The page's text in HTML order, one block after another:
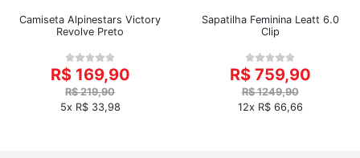
Camiseta Alpinestars Victory
Revolve Preto
R$ 169,90
R$ 219,90
5x R$ 33,98
Sapatilha Feminina Leatt 6.0
Clip
R$ 759,90
R$ 1249,90
12x R$ 66,66